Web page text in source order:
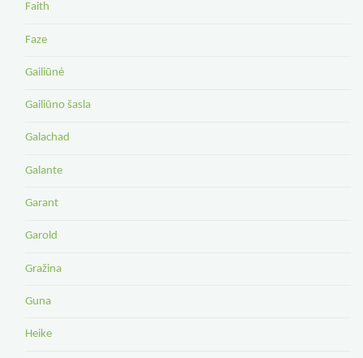
Faith
Faze
Gailiūnė
Gailiūno šasla
Galachad
Galante
Garant
Garold
Gražina
Guna
Heike